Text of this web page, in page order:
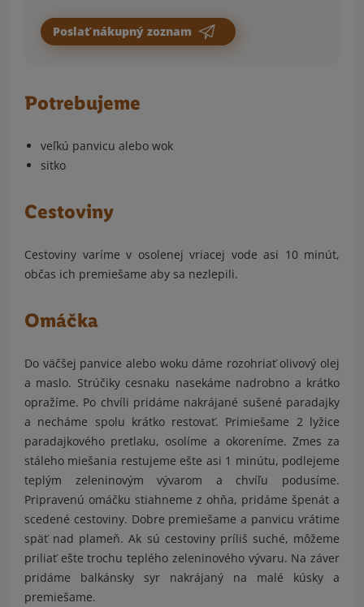
Poslať nákupný zoznam
Potrebujeme
veľkú panvicu alebo wok
sitko
Cestoviny
Cestoviny varíme v osolenej vriacej vode asi 10 minút,
občas ich premiešame aby sa nezlepili.
Omáčka
Do väčšej panvice alebo woku dáme rozohriať olivový olej
a maslo. Strúčiky cesnaku nasekáme nadrobno a krátko
opražíme. Po chvíli pridáme nakrájané sušené paradajky
a necháme spolu krátko restovať. Primiešame 2 lyžice
paradajkového pretlaku, osolíme a okoreníme. Zmes za
stáleho miešania restujeme ešte asi 1 minútu, podlejeme
teplým zeleninovým vývarom a chvíľu podusíme.
Pripravenú omáčku stiahneme z ohňa, pridáme špenát a
scedené cestoviny. Dobre premiešame a panvicu vrátime
späť nad plameň. Ak sú cestoviny príliš suché, môžeme
priliať ešte trochu teplého zeleninového vývaru. Na záver
pridáme balkánsky syr nakrájaný na malé kúsky a
premiešame.